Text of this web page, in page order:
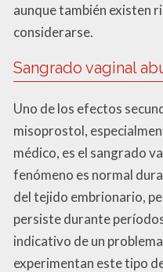
aunque también existen
considerarse.
Sangrado vaginal
Uno de los efectos
misoprostol,
médico, es el sangrado
fenómeno es normal
del tejido embrionario,
persiste durante
indicativo de un
experimentan este tipo